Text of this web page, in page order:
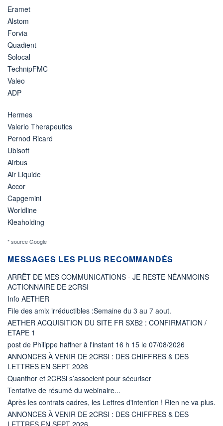
Eramet
Alstom
Forvia
Quadient
Solocal
TechnipFMC
Valeo
ADP
Hermes
Valerio Therapeutics
Pernod Ricard
Ubisoft
Airbus
Air Liquide
Accor
Capgemini
Worldline
Kleaholding
* source Google
MESSAGES LES PLUS RECOMMANDÉS
ARRÊT DE MES COMMUNICATIONS - JE RESTE NÉANMOINS
ACTIONNAIRE DE 2CRSI
Info AETHER
File des amix irréductibles :Semaine du 3 au 7 aout.
AETHER ACQUISITION DU SITE FR SXB2 : CONFIRMATION /
ETAPE 1
post de Philippe haffner à l'instant 16 h 15 le 07/08/2026
ANNONCES À VENIR DE 2CRSI : DES CHIFFRES & DES
LETTRES EN SEPT 2026
Quanthor et 2CRSi s’associent pour sécuriser
Tentative de résumé du webinaire...
Après les contrats cadres, les Lettres d'intention ! Rien ne va plus.
ANNONCES À VENIR DE 2CRSI : DES CHIFFRES & DES
LETTRES EN SEPT 2026